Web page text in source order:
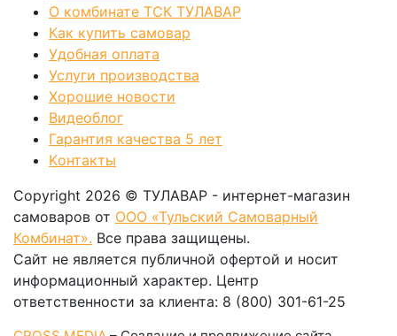
О комбинате ТСК ТУЛАВАР
Как купить самовар
Удобная оплата
Услуги производства
Хорошие новости
Видеоблог
Гарантия качества 5 лет
Kонтакты
Copyright 2026 © ТУЛАВАР - интернет-магазин
самоваров от ООО «Тульский Самоварный
Комбинат». Все права защищены.
Сайт не является публичной офертой и носит
информационный характер. Центр
ответственности за клиента: 8 (800) 301-61-25